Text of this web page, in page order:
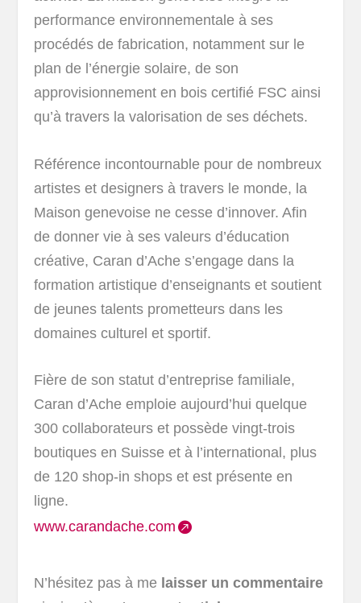
performance environnementale à ses
procédés de fabrication, notamment sur le
plan de l’énergie solaire, de son
approvisionnement en bois certifié FSC ainsi
qu’à travers la valorisation de ses déchets.
Référence incontournable pour de nombreux
artistes et designers à travers le monde, la
Maison genevoise ne cesse d’innover. Afin
de donner vie à ses valeurs d’éducation
créative, Caran d’Ache s’engage dans la
formation artistique d’enseignants et soutient
de jeunes talents prometteurs dans les
domaines culturel et sportif.
Fière de son statut d’entreprise familiale,
Caran d’Ache emploie aujourd’hui quelque
300 collaborateurs et possède vingt-trois
boutiques en Suisse et à l’international, plus
de 120 shop-in shops et est présente en
ligne.
www.carandache.com
N’hésitez pas à me laisser un commentaire